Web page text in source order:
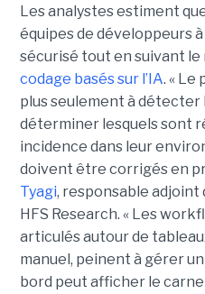
Les analystes estiment
équipes de développeurs
sécurisé tout en suivant le
codage basés sur l’IA. « Le
plus seulement à détecter
déterminer lesquels sont
incidence dans leur
doivent être corrigés en
Tyagi, responsable adjoint
HFS Research. « Les
articulés autour de
manuel, peinent à gérer
bord peut afficher le